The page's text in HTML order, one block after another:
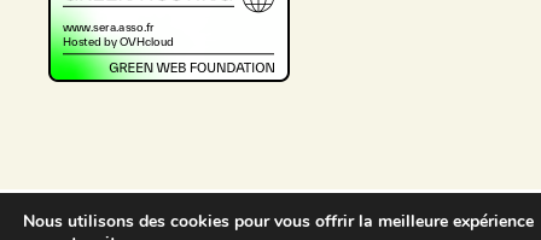
Accueil | Nous rejoindre
Nous utilisons des cookies pour vous offrir la meilleure expérience